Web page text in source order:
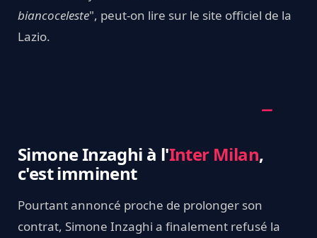
biancoceleste", peut-on lire sur le site officiel de la
Lazio.
Simone Inzaghi à l'Inter Milan,
c'est imminent
Pourtant annoncé proche de prolonger son
contrat, Simone Inzaghi a finalement refusé la